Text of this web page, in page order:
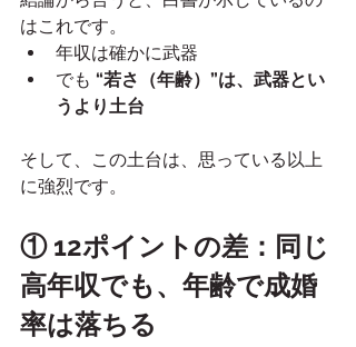
はこれです。
年収は確かに武器
でも “若さ（年齢）”は、武器とい
うより土台
そして、この土台は、思っている以上
に強烈です。
① 12ポイントの差：同じ
高年収でも、年齢で成婚
率は落ちる